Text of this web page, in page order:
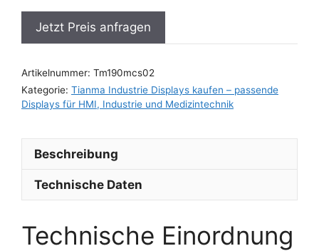
Jetzt Preis anfragen
Artikelnummer: Tm190mcs02
Kategorie: Tianma Industrie Displays kaufen – passende
Displays für HMI, Industrie und Medizintechnik
Beschreibung
Technische Daten
Technische Einordnung